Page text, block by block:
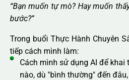
“Bạn muốn tự mò? Hay muốn
bước?”
Trong buổi Thực Hành Chuyên
tiếp cách mình làm:
Cách mình sử dụng AI để khai
nào, dù "bình thường" đến